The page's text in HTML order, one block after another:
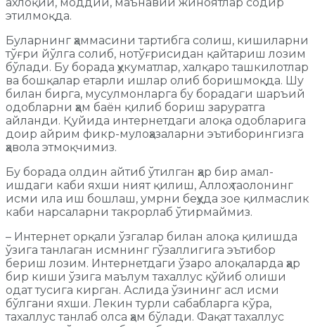
этилмоқда.
Буларнинг ҳаммасини тартибга солиш, кишиларни
тўғри йўлга солиб, нотўғрисидан қайтариш лозим
бўлади. Бу борада ҳукуматлар, халқаро ташкилотлар
ва бошқалар етарли ишлар олиб боришмоқда. Шу
билан бирга, мусулмонларга бу борадаги шаръий
одобларни ҳам баён қилиб бориш заруратга
айланди. Қуйида интернетдаги алоқа одобларига
доир айрим фикр-мулоҳазаларни эътиборингизга
ҳавола этмоқчимиз.
Бу борада олдин айтиб ўтилган ҳар бир амал-
ишдаги каби яхши ният қилиш, Аллоҳ таолонинг
исми ила иш бошлаш, умрни беҳуда зое қилмаслик
каби нарсаларни такрорлаб ўтирмаймиз.
– Интернет орқали ўзгалар билан алоқа қилишда
ўзига танлаган исмнинг гўзаллигига эътибор
бериш лозим. Интернетдаги ўзаро алоқаларда ҳар
бир киши ўзига маълум тахаллус қўйиб олиши
одат тусига кирган. Аслида ўзининг асл исми
бўлгани яхши. Лекин турли сабабларга кўра,
тахаллус танлаб олса ҳам бўлади. Фақат тахаллус